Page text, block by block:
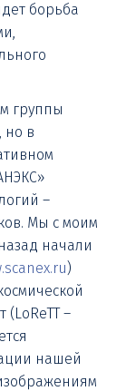
борьба
группы
но в
–
Мы с моим
начали
)
–
нашей